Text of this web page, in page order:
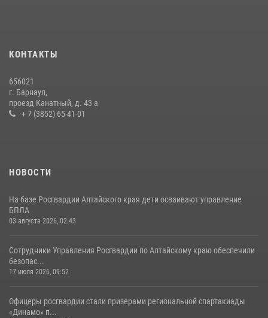
КОНТАКТЫ
656021
г. Барнаул,
проезд Канатный, д. 43 а
+ 7 (3852) 65-41-01
НОВОСТИ
На базе Росгвардии Алтайского края дети осваивают управление
БПЛА
03 августа 2026, 02:43
Сотрудники Управления Росгвардии по Алтайскому краю обеспечили
безопас...
17 июля 2026, 09:52
Офицеры росгвардии стали призерами региональной спартакиады
«Динамо» п...